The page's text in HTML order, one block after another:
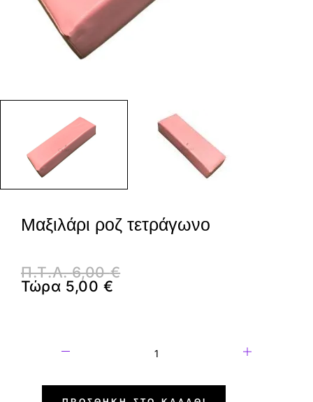
Μαξιλάρι ροζ τετράγωνο
Π.Τ.Λ.6,00€
Τώρα 5,00€